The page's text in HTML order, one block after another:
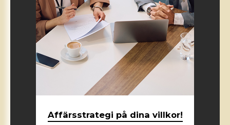
Affärsstrategi på dina villkor!